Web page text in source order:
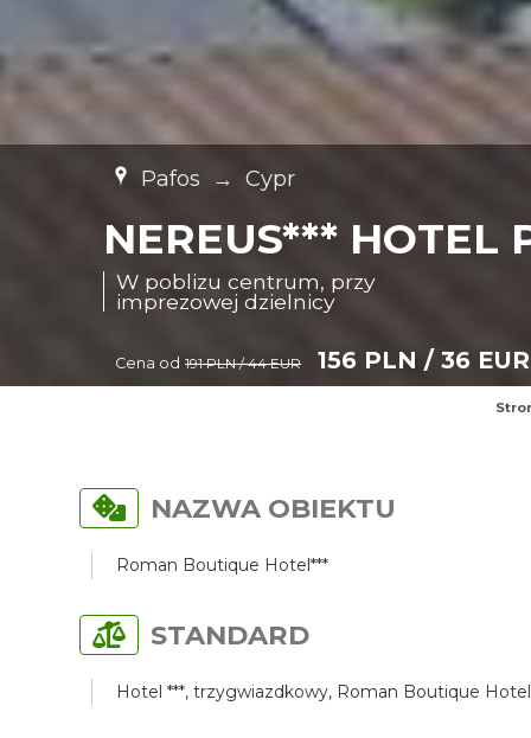
Pafos → Cypr
NEREUS*** HOTEL
W poblizu centrum, przy
imprezowej dzielnicy
Cena od 191 PLN / 44 EUR 156 PLN / 36 EUR
NAZWA OBIEKTU
Roman Boutique Hotel***
STANDARD
Hotel ***, trzygwiazdkowy, Roman Boutique